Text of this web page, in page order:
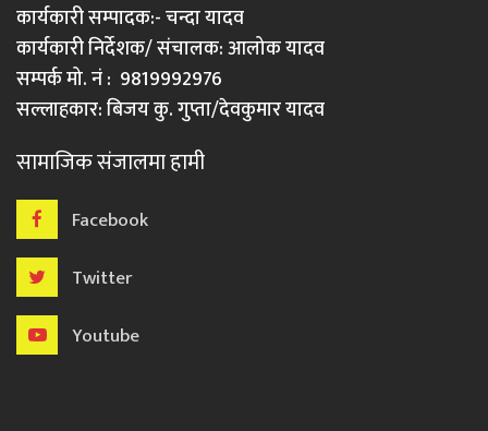
कार्यकारी सम्पादक:- चन्दा यादव
कार्यकारी निर्देशक/ संचालक: आलोक यादव
सम्पर्क मो. नं : 9819992976
सल्लाहकार: बिजय कु. गुप्ता/देवकुमार यादव
सामाजिक संजालमा हामी
Facebook
Twitter
Youtube